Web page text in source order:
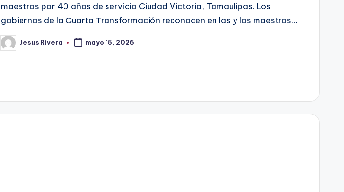
maestros por 40 años de servicio Ciudad Victoria, Tamaulipas. Los
gobiernos de la Cuarta Transformación reconocen en las y los maestros…
Publicado
por
Jesus Rivera mayo 15, 2026